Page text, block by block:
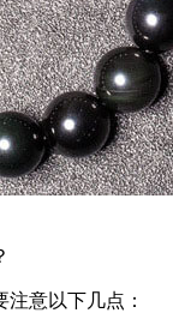
意以下几点：